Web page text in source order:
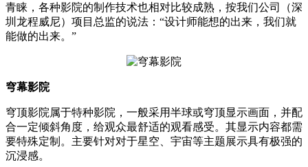
青睐，各种影院的制作技术也相对比较成熟，按我们公司（深
圳龙程威尼）项目总监的说法：“设计师能想的出来，我们就
能做的出来。”
穹幕影院
穹顶影院属于特种影院，一般采用半球或穹顶显示画面，并配
合一定倾斜角度，给观众最舒适的观看感受。其显示内容都需
要特殊定制。主要针对对于星空、宇宙等主题展示具有极强的
沉浸感。